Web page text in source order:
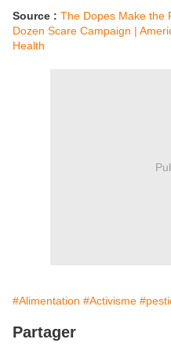
Source : The Dopes Make the
Dozen Scare Campaign |
Health
#Alimentation #Activisme
Partager